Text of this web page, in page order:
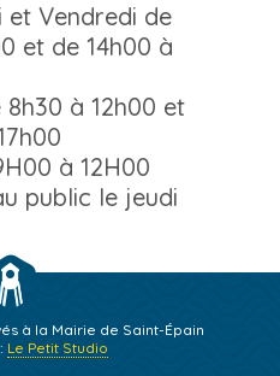
et Vendredi de
et de 14h00 à
à 12h00 et
à 12H00
public le jeudi
à la Mairie de Saint-Épain
Le Petit Studio